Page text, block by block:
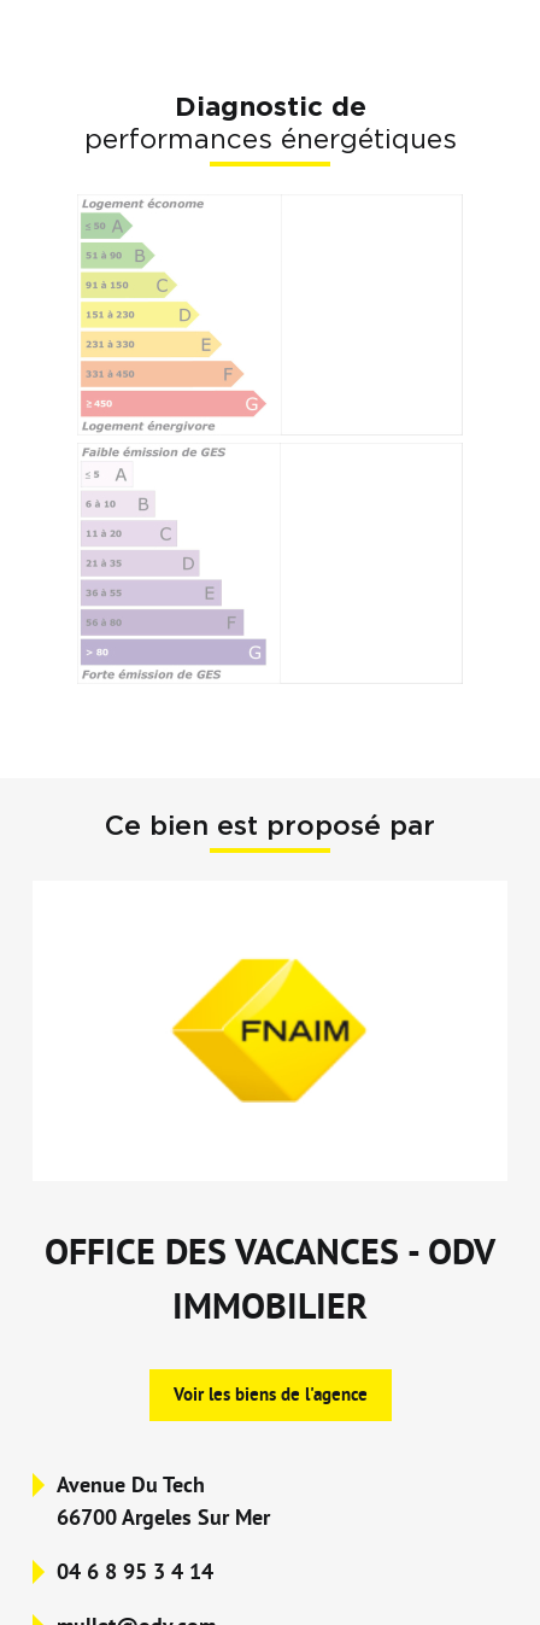
Diagnostic de
performances énergétiques
Ce bien est proposé par
OFFICE DES VACANCES - ODV
IMMOBILIER
Voir les biens de l'agence
Avenue Du Tech
66700 Argeles Sur Mer
04 6 8 95 3 4 14